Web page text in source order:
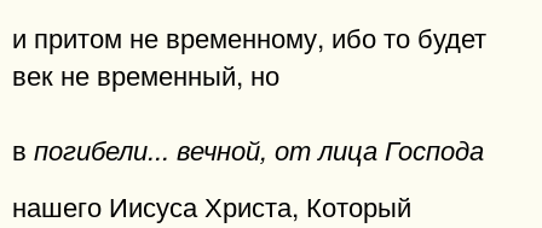
и притом не временному, ибо то будет
век не временный, но
в погибели... вечной, от лица Господа
нашего Иисуса Христа, Который